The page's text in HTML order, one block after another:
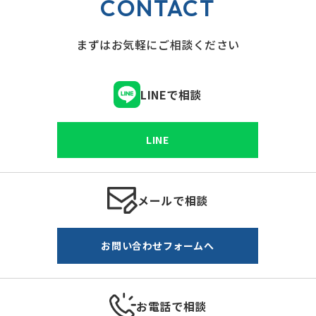
CONTACT
まずはお気軽にご相談ください
LINEで相談
LINE
メールで相談
お問い合わせフォームへ
お電話で相談